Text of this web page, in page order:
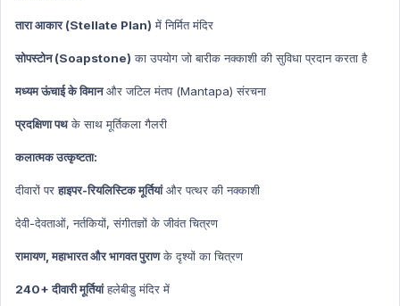
NASA HINDI
Personality
Personality Hindi
Sports
Sports Hindi
Art & Culture
World Economy
तारा आकार (Stellate Plan) में निर्मित मंदिर
सोपस्टोन (Soapstone) का उपयोग जो बारीक नक्काशी की सुविधा प्रदान करता है
मध्यम ऊंचाई के विमानऔर जटिल मंतप (Mantapa) संरचना
प्रदक्षिणा पथके साथ मूर्तिकला गैलरी
कलात्मक उत्कृष्टता:
दीवारों परहाइपर-रियलिस्टिक मूर्तियांऔर पत्थर की नक्काशी
देवी-देवताओं, नर्तकियों, संगीतज्ञों के जीवंत चित्रण
रामायण, महाभारत और भागवत पुराणके दृश्यों का चित्रण
240+ दीवारी मूर्तियांहलेबीडु मंदिर में